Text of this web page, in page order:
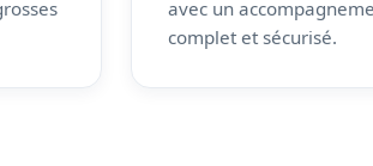
avec un
complet et sécurisé.